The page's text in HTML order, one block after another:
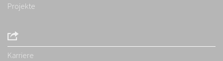
Projekte
Karriere